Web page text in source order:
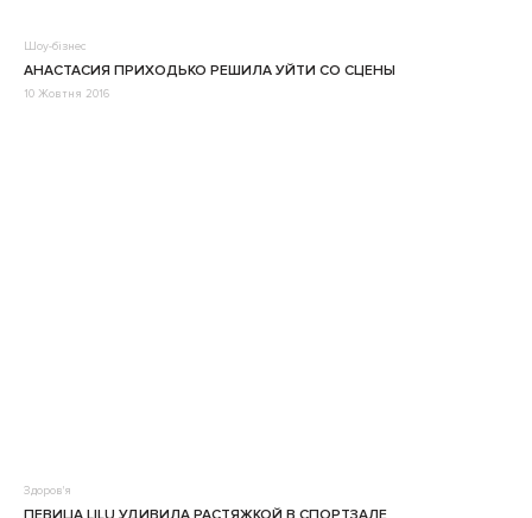
Шоу-бізнес
АНАСТАСИЯ ПРИХОДЬКО РЕШИЛА УЙТИ СО СЦЕНЫ
10 Жовтня 2016
Здоров'я